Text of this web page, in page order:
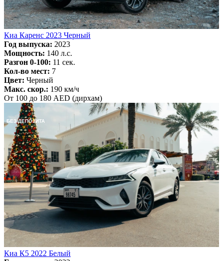
Киа Каренс 2023 Черный
Год выпуска: 2023
Мощность: 140 л.с.
Разгон 0-100: 11 сек.
Кол-во мест: 7
Цвет: Черный
Макс. скор.: 190 км/ч
От 100 до 180 AED (дирхам)
БЕЗ ДЕПОЗИТА
Киа К5 2022 Белый